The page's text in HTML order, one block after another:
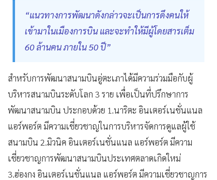
“แนวทางการพัฒนาดังกล่าวจะเป็นการดึงคนให้
เข้ามาในเมืองการบิน และจะทำให้มีผู้โดยสารเต็ม
60 ล้านคน ภายใน 50 ปี”
สำหรับการพัฒนาสนามบินอู่ตะเภาได้มีความร่วมมือกับผู้
บริหารสนามบินระดับโลก 3 ราย เพื่อเป็นที่ปรึกษาการ
พัฒนาสนามบิน ประกอบด้วย 1.นาริตะ อินเตอร์เนชั่นแนล
แอร์พอร์ต มีความเชี่ยวชาญในการบริหารจัดการดูแลผู้ใช้
สนามบิน 2.มิวนิค อินเตอร์เนชั่นแนล แอร์พอร์ต มีความ
เชี่ยวชาญการพัฒนาสนามบินประเทศตลาดเกิดใหม่
3.ฮ่องกง อินเตอร์เนชั่นแนล แอร์พอร์ต มีความเชี่ยวชาญการ